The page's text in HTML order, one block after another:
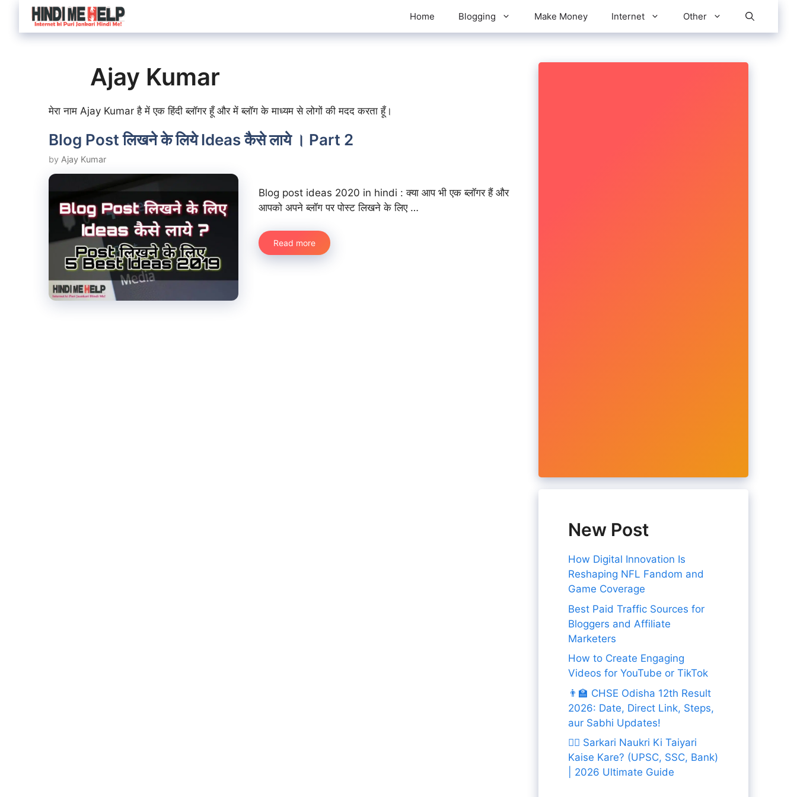
content
Home Blogging Make Money Internet Other
Ajay Kumar
मेरा नाम Ajay Kumar है में एक हिंदी ब्लॉगर हूँ और में ब्लॉग के माध्यम से लोगों की मदद करता हूँ।
Blog Post लिखने के लिये Ideas कैसे लाये । Part 2
by Ajay Kumar
Blog post ideas 2020 in hindi : क्या आप भी एक ब्लॉगर हैं और
आपको अपने ब्लॉग पर पोस्ट लिखने के लिए …
Read more
New Post
How Digital Innovation Is
Reshaping NFL Fandom and
Game Coverage
Best Paid Traffic Sources for
Bloggers and Affiliate
Marketers
How to Create Engaging
Videos for YouTube or TikTok
👨‍🏫 CHSE Odisha 12th Result
2026: Date, Direct Link, Steps,
aur Sabhi Updates!
👨‍✈️ Sarkari Naukri Ki Taiyari
Kaise Kare? (UPSC, SSC, Bank)
| 2026 Ultimate Guide